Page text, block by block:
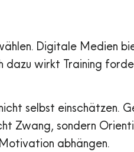
Digitale Medien
dazu wirkt Training
selbst einschätzen.
Zwang, sondern
abhängen.